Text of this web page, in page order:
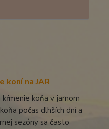
koní na JAR
koňa v jarnom
počas dlhších dní a
sezóny sa často